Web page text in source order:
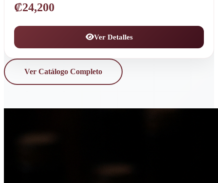
₡24,200
Ver Detalles
Ver Catálogo Completo